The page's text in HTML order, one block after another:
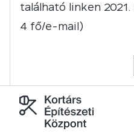
található linken
4 fő/e-mail)